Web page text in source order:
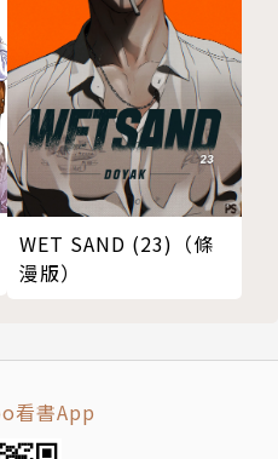
WET SAND (23)（條
漫版）
看書App